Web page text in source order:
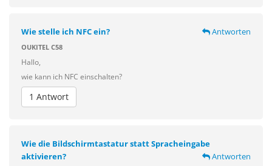
Wie stelle ich NFC ein? Antworten
OUKITEL C58
Hallo,
wie kann ich NFC einschalten?
1 Antwort
Wie die Bildschirmtastatur statt Spracheingabe
aktivieren?
Antworten